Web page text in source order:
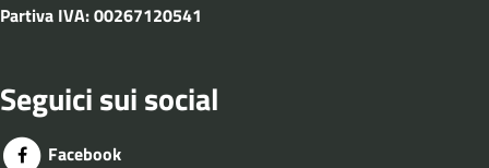
Partiva IVA: 00267120541
Seguici sui social
Facebook